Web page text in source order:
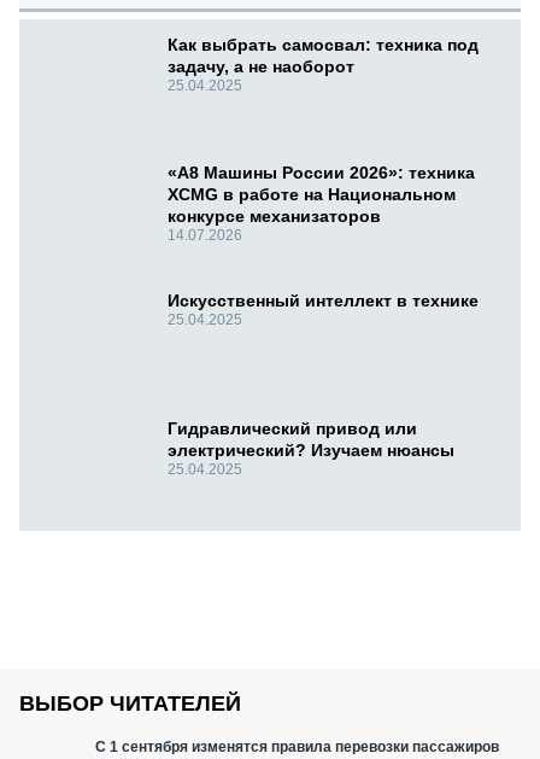
Как выбрать самосвал: техника под
задачу, а не наоборот
25.04.2025
«А8 Машины России 2026»: техника
XCMG в работе на Национальном
конкурсе механизаторов
14.07.2026
Искусственный интеллект в технике
25.04.2025
Гидравлический привод или
электрический? Изучаем нюансы
25.04.2025
ВЫБОР ЧИТАТЕЛЕЙ
С 1 сентября изменятся правила перевозки пассажиров